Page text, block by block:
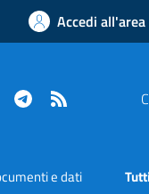
Accedi
Telegram
e dati